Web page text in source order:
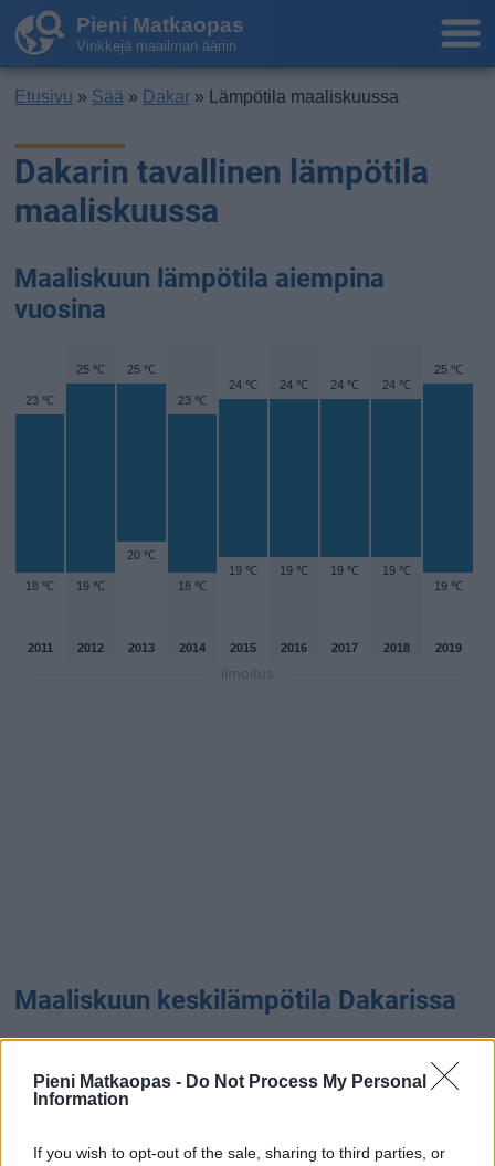
Pieni Matkaopas - Do Not Process My Personal
Information
If you wish to opt-out of the sale, sharing to third parties, or
Pieni Matkaopas
Vinkkejä maailman ääriin
Etusivu » Sää » Dakar » Lämpötila maaliskuussa
Dakarin tavallinen lämpötila
maaliskuussa
Maaliskuun lämpötila aiempina
vuosina
23 ℃
18 ℃
25 ℃
19 ℃
25 ℃
20 ℃
23 ℃
18 ℃
24 ℃
19 ℃
24 ℃
19 ℃
24 ℃
19 ℃
24 ℃
19 ℃
25 ℃
19 ℃
2011 2012 2013 2014 2015 2016 2017 2018 2019
Maaliskuun keskilämpötila Dakarissa
Maaliskuun keskilämpötila Dakarissa on viime vuosina
ollut 21 astetta. Öisin lämpötila on tyypillisesti laskenut 19
asteen tienoille, ja päivisin lämpötila on kohonnut 24
miten lämmin sää Dakarissa on keskimäärin ollut